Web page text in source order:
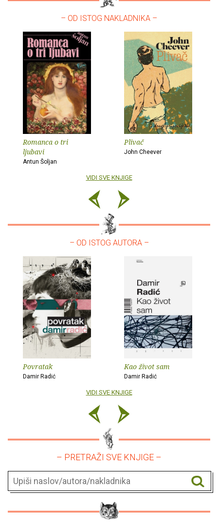
– OD ISTOG NAKLADNIKA –
Romanca o tri
ljubavi
Antun Šoljan
Plivač
John Cheever
VIDI SVE KNJIGE
– OD ISTOG AUTORA –
Povratak
Damir Radić
Kao život sam
Damir Radić
VIDI SVE KNJIGE
– PRETRAŽI SVE KNJIGE –